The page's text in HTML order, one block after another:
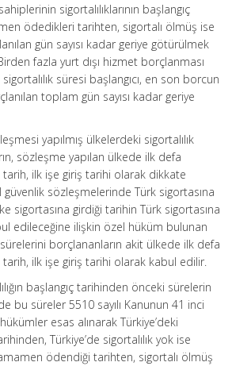
sigortalılıklarının başlangıç
ödedikleri tarihten, sigortalı ölmüş ise
gün sayısı kadar geriye götürülmek
fazla yurt dışı hizmet borçlanması
süresi başlangıcı, en son borcun
toplam gün sayısı kadar geriye
yapılmış ülkelerdeki sigortalılık
sözleşme yapılan ülkede ilk defa
tarih, ilk işe giriş tarihi olarak dikkate
güvenlik sözleşmelerinde Türk sigortasına
sigortasına girdiği tarihin Türk sigortasına
edileceğine ilişkin özel hüküm bulunan
borçlananların akit ülkede ilk defa
tarih, ilk işe giriş tarihi olarak kabul edilir.
başlangıç tarihinden önceki sürelerin
bu süreler 5510 sayılı Kanunun 41 inci
esas alınarak Türkiye’deki
Türkiye’de sigortalılık yok ise
ödendiği tarihten, sigortalı ölmüş